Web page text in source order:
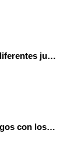
Programa con Scratch, 8 diferentes juegos para vivir la emoción de los partidos de España en el mundial 2026
Programa con Scratch juegos con los partidos del mundial 2026 ganados por España